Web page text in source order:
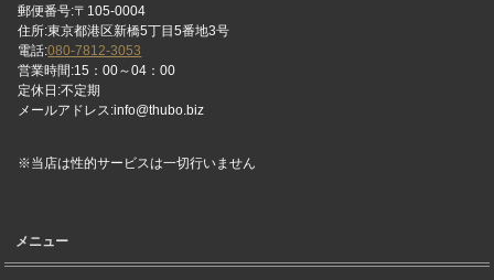
郵便番号:〒105-0004
住所:東京都港区新橋5丁目5番地3号
電話:080-7812-3053
営業時間:15：00～04：00
定休日:不定期
メールアドレス:info@thubo.biz
※当店は性的サービスは一切行いません
メニュー